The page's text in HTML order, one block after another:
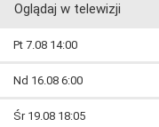
Oglądaj w telewizji
Pt 7.08 14:00
Nd 16.08 6:00
Śr 19.08 18:05